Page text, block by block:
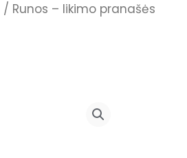
/ Runos – likimo pranašės